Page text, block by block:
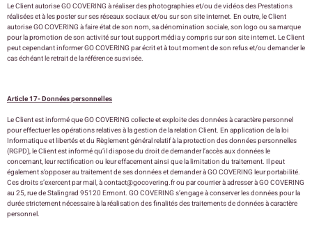
Le Client autorise GO COVERING à réaliser des photographies et/ou de vidéos des Prestations
réalisées et à les poster sur ses réseaux sociaux et/ou sur son site internet. En outre, le Client
autorise GO COVERING à faire état de son nom, sa dénomination sociale, son logo ou sa marque
pour la promotion de son activité sur tout support média y compris sur son site internet. Le Client
peut cependant informer GO COVERING par écrit et à tout moment de son refus et/ou demander le
cas échéant le retrait de la référence susvisée.
Article 17- Données personnelles
Le Client est informé que GO COVERING collecte et exploite des données à caractère personnel
pour effectuer les opérations relatives à la gestion de la relation Client. En application de la loi
Informatique et libertés et du Règlement général relatif à la protection des données personnelles
(RGPD), le Client est informé qu’il dispose du droit de demander l’accès aux données le
concernant, leur rectification ou leur effacement ainsi que la limitation du traitement. Il peut
également s’opposer au traitement de ses données et demander à GO COVERING leur portabilité.
Ces droits s’exercent par mail, àcontact@gocovering.frou par courrier à adresser à GO COVERING
au 25, rue de Stalingrad 95120 Ermont. GO COVERING s’engage à conserver les données pour la
durée strictement nécessaire à la réalisation des finalités des traitements de données à caractère
personnel.